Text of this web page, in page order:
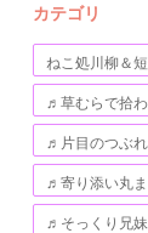
カテゴリ
ねこ処川柳＆
♬草むらで拾
♬片目のつぶ
♬寄り添い丸ま
♬そっくり兄